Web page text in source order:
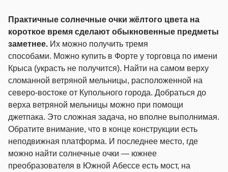
Практичные солнечные очки жёлтого цвета на
короткое время сделают обыкновенные предметы
заметнее. Их можно получить тремя
способами. Можно купить в Форте у торговца по имени
Крыса (украсть не получится). Найти на самом верху
сломанной ветряной мельницы, расположенной на
северо-востоке от Купольного города. Добраться до
верха ветряной мельницы можно при помощи
джетпака. Это сложная задача, но вполне выполнимая.
Обратите внимание, что в конце конструкции есть
неподвижная платформа. И последнее место, где
можно найти солнечные очки — южнее
преобразователя в Южной Абессе есть мост, на